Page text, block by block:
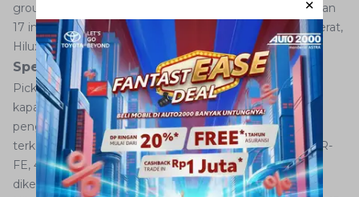
ground clearance yang cukup tinggi dengan pelek ukuran
17 inci. Didesain memang untuk mengarungi medan berat,
Hilux mampu tampil gagah dan tetap ganting.
Spesifikasi
Pick up Hilux memiliki pilihan mesin bensin dengan
kapasitas mesin 2.0 serta mesin diesel 2.4. Dengan tipe
penggerak two-wheel drive, kendaraan ini memang
terkenal tangguh. Apalagi dengan konfigurasi mesin 1TR-
FE, 4 Cylinders, In Line 16-valve DOHC Dual VVT-i yang
dikenal kuat.